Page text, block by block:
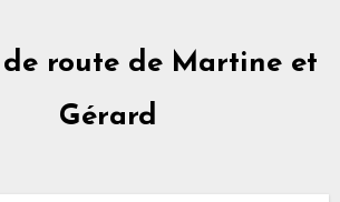
route de Martine et
Gérard